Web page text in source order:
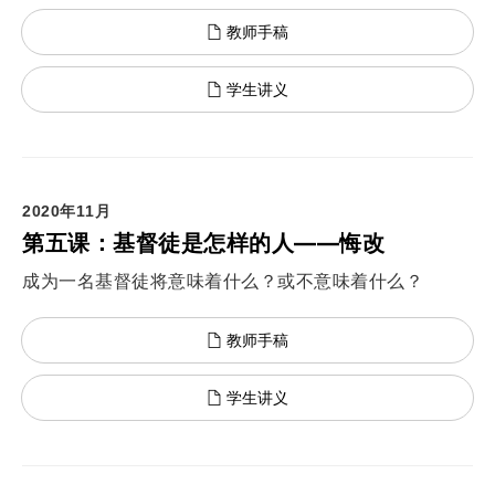
教师手稿
学生讲义
2020年11月
第五课：基督徒是怎样的人——悔改
成为一名基督徒将意味着什么？或不意味着什么？
教师手稿
学生讲义